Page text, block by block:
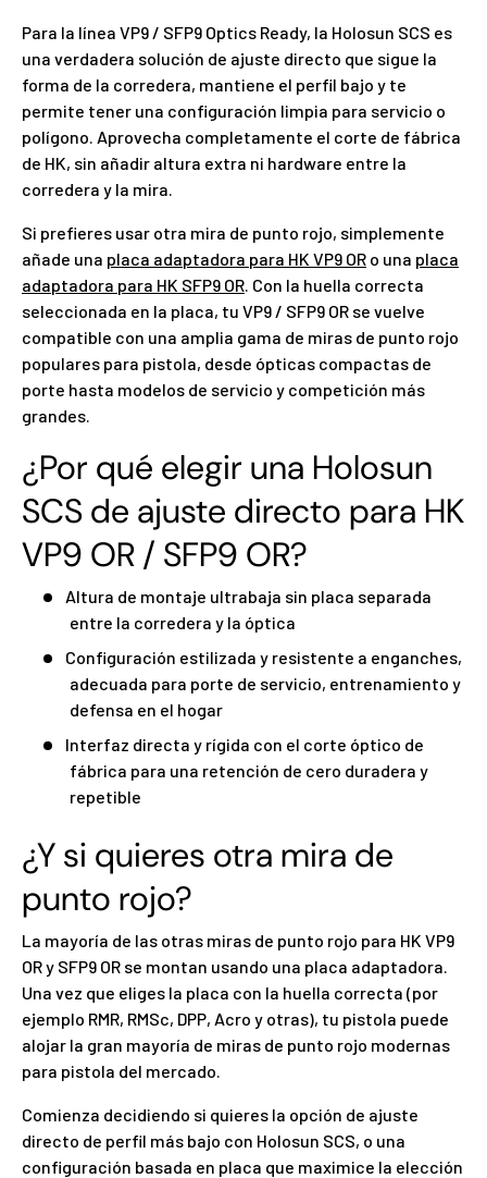
Para la línea VP9 / SFP9 Optics Ready, la Holosun SCS es
una verdadera solución de ajuste directo que sigue la
forma de la corredera, mantiene el perfil bajo y te
permite tener una configuración limpia para servicio o
polígono. Aprovecha completamente el corte de fábrica
de HK, sin añadir altura extra ni hardware entre la
corredera y la mira.
Si prefieres usar otra mira de punto rojo, simplemente
añade una placa adaptadora para HK VP9 OR o una placa
adaptadora para HK SFP9 OR. Con la huella correcta
seleccionada en la placa, tu VP9 / SFP9 OR se vuelve
compatible con una amplia gama de miras de punto rojo
populares para pistola, desde ópticas compactas de
porte hasta modelos de servicio y competición más
grandes.
¿Por qué elegir una Holosun
SCS de ajuste directo para HK
VP9 OR / SFP9 OR?
Altura de montaje ultrabaja sin placa separada
entre la corredera y la óptica
Configuración estilizada y resistente a enganches,
adecuada para porte de servicio, entrenamiento y
defensa en el hogar
Interfaz directa y rígida con el corte óptico de
fábrica para una retención de cero duradera y
repetible
¿Y si quieres otra mira de
punto rojo?
La mayoría de las otras miras de punto rojo para HK VP9
OR y SFP9 OR se montan usando una placa adaptadora.
Una vez que eliges la placa con la huella correcta (por
ejemplo RMR, RMSc, DPP, Acro y otras), tu pistola puede
alojar la gran mayoría de miras de punto rojo modernas
para pistola del mercado.
Comienza decidiendo si quieres la opción de ajuste
directo de perfil más bajo con Holosun SCS, o una
configuración basada en placa que maximice la elección